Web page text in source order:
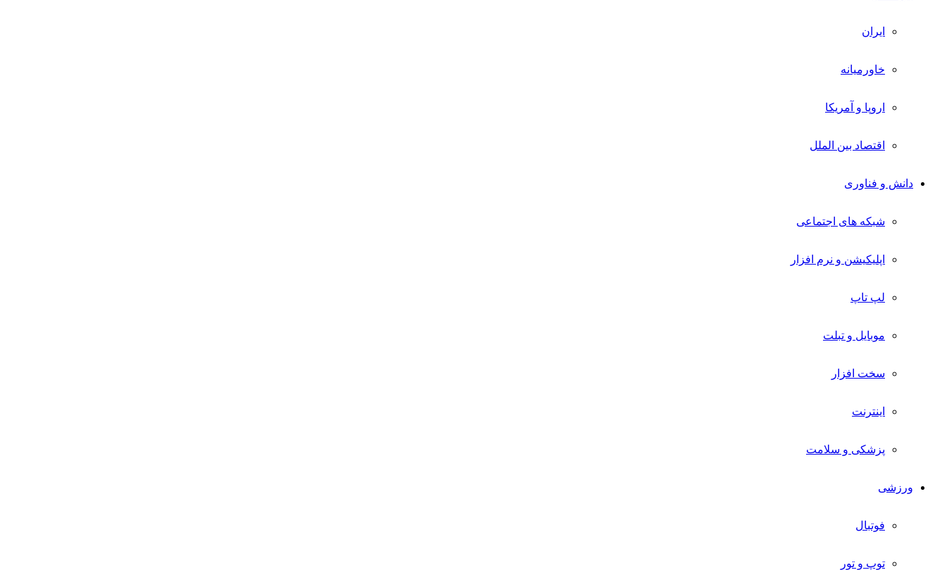
ایران
خاورمیانه
اروپا و آمریکا
اقتصاد بین الملل
دانش و فناوری
شبکه های اجتماعی
اپلیکیشن و نرم افزار
لپ تاپ
موبایل و تبلت
سخت افزار
اینترنت
پزشکی و سلامت
ورزشی
فوتبال
توپ و تور